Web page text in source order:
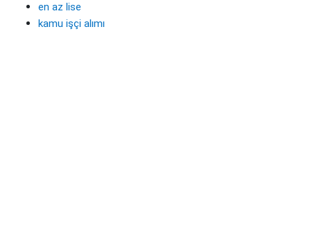
en az lise
kamu işçi alımı